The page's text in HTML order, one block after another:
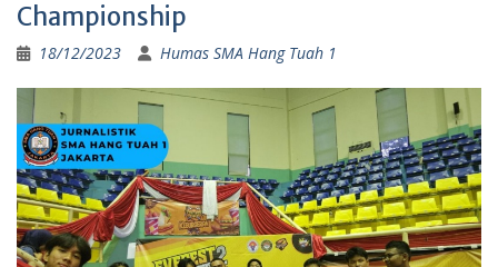
Championship
18/12/2023 Humas SMA Hang Tuah 1